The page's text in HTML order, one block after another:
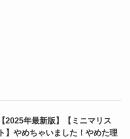
【2025年最新版】【ミニマリス
ト】やめちゃいました！やめた理